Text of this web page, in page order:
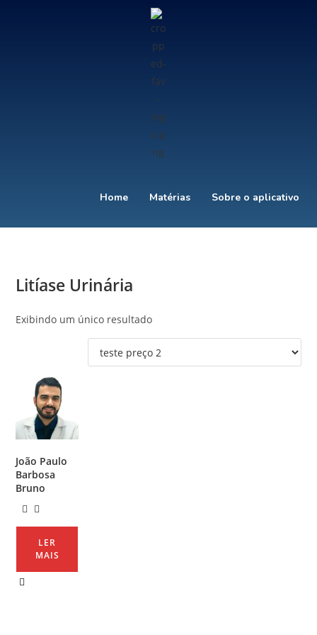
Home Matérias Sobre o aplicativo
Litíase Urinária
Exibindo um único resultado
João Paulo
Barbosa
Bruno
LER
MAIS